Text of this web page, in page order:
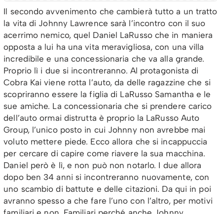
Il secondo avvenimento che cambierà tutto a un tratto
la vita di Johnny Lawrence sarà l’incontro con il suo
acerrimo nemico, quel Daniel LaRusso che in maniera
opposta a lui ha una vita meravigliosa, con una villa
incredibile e una concessionaria che va alla grande.
Proprio lì i due si incontreranno. Al protagonista di
Cobra Kai viene rotta l’auto, da delle ragazzine che si
scopriranno essere la figlia di LaRusso Samantha e le
sue amiche. La concessionaria che si prendere carico
dell’auto ormai distrutta è proprio la LaRusso Auto
Group, l’unico posto in cui Johnny non avrebbe mai
voluto mettere piede. Ecco allora che si incappuccia
per cercare di capire come riavere la sua macchina.
Daniel però è lì, e non può non notarlo. I due allora
dopo ben 34 anni si incontreranno nuovamente, con
uno scambio di battute e delle citazioni. Da qui in poi
avranno spesso a che fare l’uno con l’altro, per motivi